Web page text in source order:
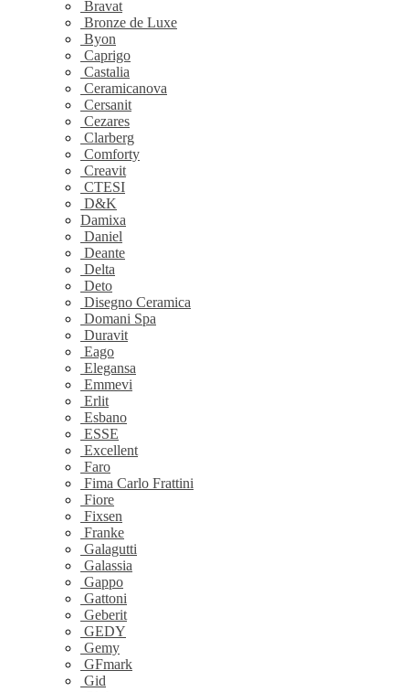
Bravat
Bronze de Luxe
Byon
Caprigo
Castalia
Ceramicanova
Cersanit
Cezares
Clarberg
Comforty
Creavit
CTESI
D&K
Damixa
Daniel
Deante
Delta
Deto
Disegno Ceramica
Domani Spa
Duravit
Eago
Elegansa
Emmevi
Erlit
Esbano
ESSE
Excellent
Faro
Fima Carlo Frattini
Fiore
Fixsen
Franke
Galagutti
Galassia
Gappo
Gattoni
Geberit
GEDY
Gemy
GFmark
Gid